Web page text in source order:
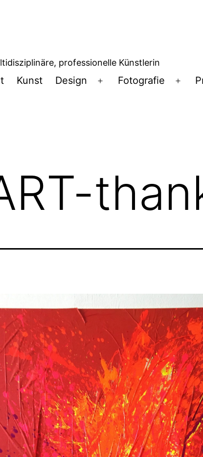
professionelle Künstlerin
Kunst Design
Menü
Fotografie
Menü